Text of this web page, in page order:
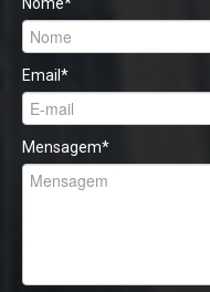
Nome*
Email *
Mensagem*